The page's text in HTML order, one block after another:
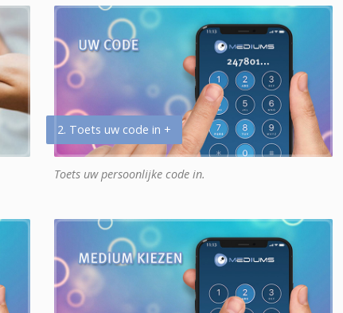
2. Toets uw code in +
Toets uw persoonlijke code in.